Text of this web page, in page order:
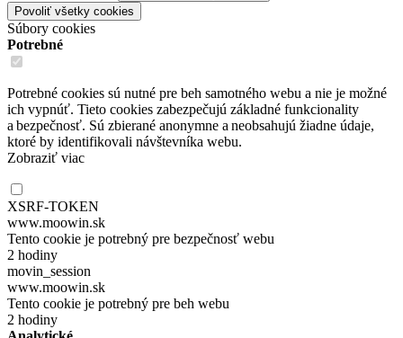
Povoliť všetky cookies
Súbory cookies
Potrebné
Potrebné cookies sú nutné pre beh samotného webu a nie je možné
ich vypnúť. Tieto cookies zabezpečujú základné funkcionality
a bezpečnosť. Sú zbierané anonymne a neobsahujú žiadne údaje,
ktoré by identifikovali návštevníka webu.
Zobraziť viac
XSRF-TOKEN
www.moowin.sk
Tento cookie je potrebný pre bezpečnosť webu
2 hodiny
movin_session
www.moowin.sk
Tento cookie je potrebný pre beh webu
2 hodiny